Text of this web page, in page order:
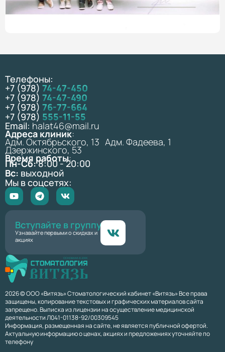
2026 © ООО «Витязь» Стоматологический кабинет «Витязь» Все права
защищены, копирование текстовых и графических материалов сайта
запрещено. Выписка из лицензии на осуществление медицинской
деятельности Л041-01138-92/00309545
Информация, размещенная на сайте, не является публичной офертой.
Актуальную информацию о ценах, акциях и предложениях уточняйте по
телефону
Телефоны:
+7 (978) 74-47-450
+7 (978) 74-47-490
+7 (978) 76-77-664
+7 (978) 555-11-55
Email: halat46@mail.ru
Адреса клиник:
Адм. Октябрьского, 13 Адм. Фадеева, 1
Дзержинского, 53
Время работы:
Пн-Сб:8:00 - 20:00
Вс: выходной
Мы в соцсетях:
Вступайте в группу
Узнавайте первыми о скидках и
акциях